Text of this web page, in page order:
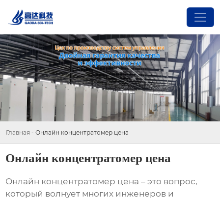
Главная - Онлайн концентратомер цена
Онлайн концентратомер цена
Онлайн концентратомер цена – это вопрос,
который волнует многих инженеров и